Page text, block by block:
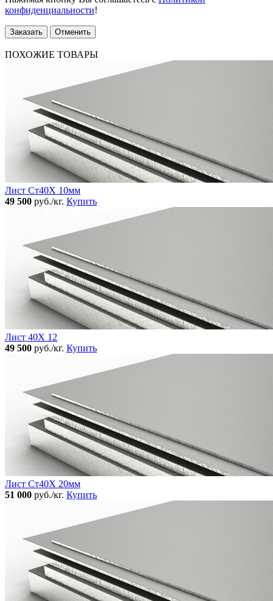
конфиденциальности!
Заказать Отменить
ПОХОЖИЕ ТОВАРЫ
Лист Ст40Х 10мм
49 500 руб./кг. Купить
Лист 40Х 12
49 500 руб./кг. Купить
Лист Ст40Х 20мм
51 000 руб./кг. Купить